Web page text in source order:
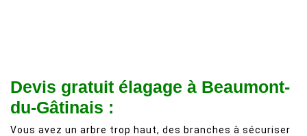
fait plus!
chez les
voisins et
mort. C'est
Devis gratuit élagage à Beaumont-
du-Gâtinais :
Vous avez un arbre trop haut, des branches à sécuriser